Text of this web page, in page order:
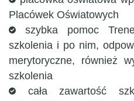
Placówek Oświatowych
szybka pomoc
szkolenia i po nim,
merytoryczne, również
szkolenia
cała zawartość